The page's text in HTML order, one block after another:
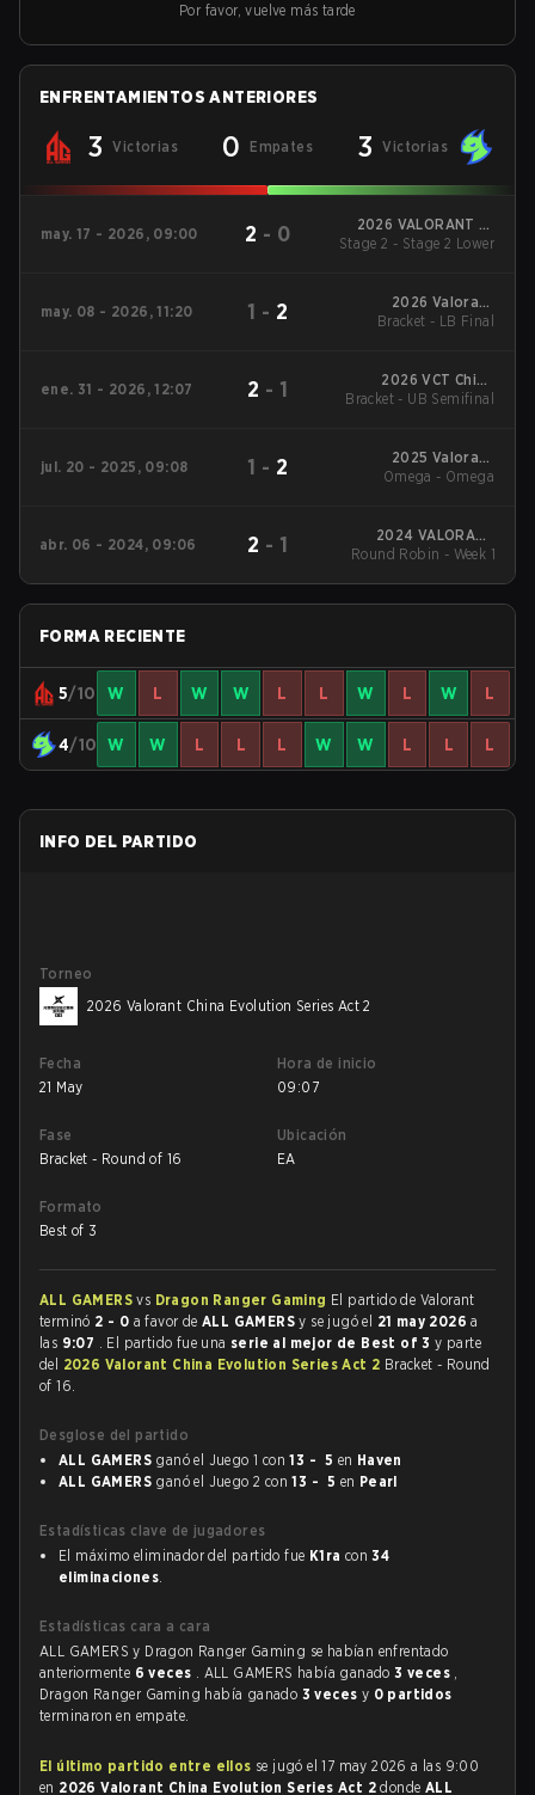
Por favor, vuelve más tarde
ENFRENTAMIENTOS ANTERIORES
3 Victorias 0 Empates 3 Victorias
may. 17 - 2026, 09:00 2 - 0
2026 VALORANT at
Esports World Cup
Stage 2 - Stage 2 Lower
may. 08 - 2026, 11:20 1 - 2
2026 Valorant
Champions Tour:
Bracket - LB Final
ene. 31 - 2026, 12:07 2 - 1
2026 VCT China
Kickoff
Bracket - UB Semifinal
jul. 20 - 2025, 09:08 1 - 2
2025 Valorant
Champions Tour:
Omega - Omega
abr. 06 - 2024, 09:06 2 - 1
2024 VALORANT
Champions Tour:China
Round Robin - Week 1
FORMA RECIENTE
5/10 W L W W L L W L W L
4/10 W W L L L W W L L L
INFO DEL PARTIDO
Torneo
2026 Valorant China Evolution Series Act 2
Fecha
21 May
Hora de inicio
09:07
Fase
Bracket - Round of 16
Ubicación
EA
Formato
Best of 3
ALL GAMERSvs Dragon Ranger Gaming El partido de Valorant
terminó 2 - 0 a favor deALL GAMERSy se jugó el 21 may 2026a
las 9:07 . El partido fue una serie al mejor de Best of 3y parte
del 2026 Valorant China Evolution Series Act 2 Bracket - Round
of 16.
Desglose del partido
ALL GAMERS ganó el Juego 1 con13 - 5 en Haven
ALL GAMERS ganó el Juego 2 con13 - 5 en Pearl
Estadísticas clave de jugadores
El máximo eliminador del partido fue K1ra con34
eliminaciones.
Estadísticas cara a cara
ALL GAMERS y Dragon Ranger Gaming se habían enfrentado
anteriormente 6 veces . ALL GAMERS había ganado3 veces ,
Dragon Ranger Gaming había ganado 3 veces y 0 partidos
terminaron en empate.
El último partido entre ellos se jugó el 17 may 2026 a las 9:00
en 2026 Valorant China Evolution Series Act 2donde ALL